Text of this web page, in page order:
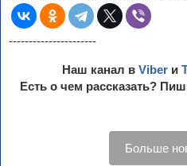
----------------------
Наш канал в Viber и
Есть о чем рассказать?
Больше